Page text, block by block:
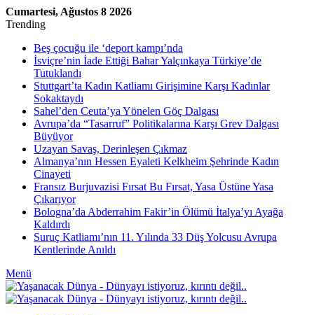
Cumartesi, Ağustos 8 2026
Trending
Beş çocuğu ile ‘deport kampı’nda
İsviçre’nin İade Ettiği Bahar Yalçınkaya Türkiye’de
Tutuklandı
Stuttgart’ta Kadın Katliamı Girişimine Karşı Kadınlar
Sokaktaydı
Sahel’den Ceuta’ya Yönelen Göç Dalgası
Avrupa’da “Tasarruf” Politikalarına Karşı Grev Dalgası
Büyüyor
Uzayan Savaş, Derinleşen Çıkmaz
Almanya’nın Hessen Eyaleti Kelkheim Şehrinde Kadın
Cinayeti
Fransız Burjuvazisi Fırsat Bu Fırsat, Yasa Üstüne Yasa
Çıkarıyor
Bologna’da Abderrahim Fakir’in Ölümü İtalya’yı Ayağa
Kaldırdı
Suruç Katliamı’nın 11. Yılında 33 Düş Yolcusu Avrupa
Kentlerinde Anıldı
Menü